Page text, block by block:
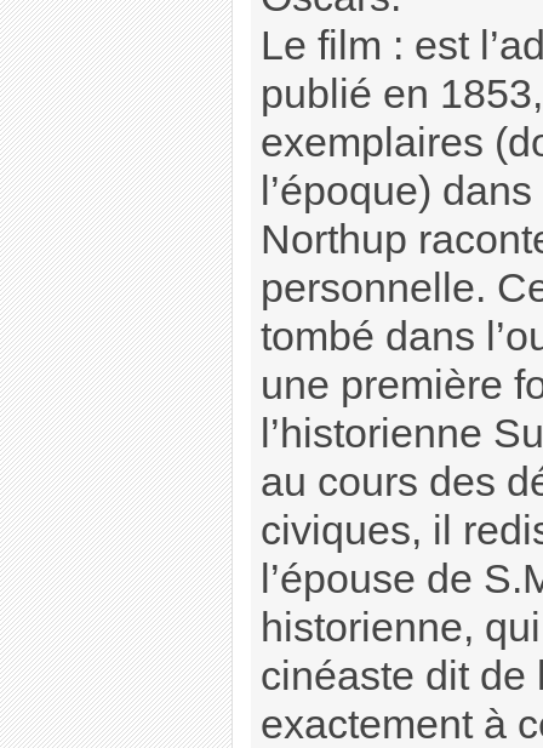
Le film : est
publié en
exemplaires
l’époque)
Northup
personnelle.
tombé dans
une première
l’historienne
au cours des
civiques, il
l’épouse de
historienne,
cinéaste dit de
exactement à